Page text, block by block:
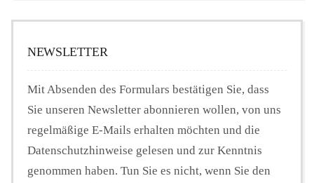
NEWSLETTER
Mit Absenden des Formulars bestätigen Sie, dass
Sie unseren Newsletter abonnieren wollen, von uns
regelmäßige E-Mails erhalten möchten und die
Datenschutzhinweise gelesen und zur Kenntnis
genommen haben. Tun Sie es nicht, wenn Sie den